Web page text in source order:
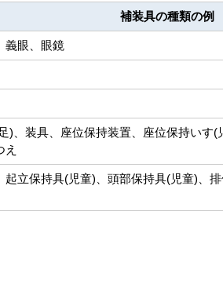
補装具の種類の例
義眼、眼鏡
)、装具、座位保持装置、座位保持いす
起立保持具(児童)、頭部保持具(児童)、